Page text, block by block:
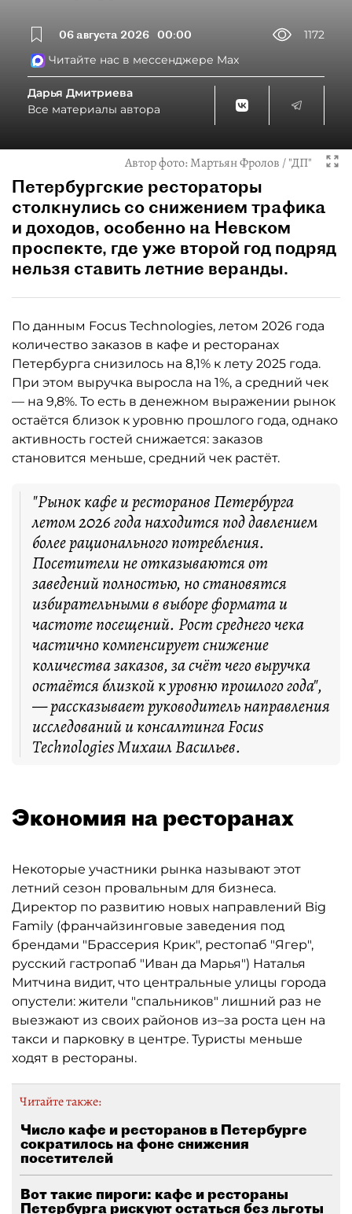
06 августа 2026 00:00
1172
Читайте нас в мессенджере Max
Дарья Дмитриева
Все материалы автора
Автор фото:Мартьян Фролов / "ДП"
Петербургские рестораторы
столкнулись со снижением трафика
и доходов, особенно на Невском
проспекте, где уже второй год подряд
нельзя ставить летние веранды.
По данным Focus Technologies, летом 2026 года
количество заказов в кафе и ресторанах
Петербурга снизилось на 8,1% к лету 2025 года.
При этом выручка выросла на 1%, а средний чек
— на 9,8%. То есть в денежном выражении рынок
остаётся близок к уровню прошлого года, однако
активность гостей снижается: заказов
становится меньше, средний чек растёт.
"Рынок кафе и ресторанов Петербурга
летом 2026 года находится под давлением
более рационального потребления.
Посетители не отказываются от
заведений полностью, но становятся
избирательными в выборе формата и
частоте посещений. Рост среднего чека
частично компенсирует снижение
количества заказов, за счёт чего выручка
остаётся близкой к уровню прошлого года",
— рассказывает руководитель направления
исследований и консалтинга Focus
Technologies Михаил Васильев.
Экономия на ресторанах
Некоторые участники рынка называют этот
летний сезон провальным для бизнеса.
Директор по развитию новых направлений Big
Family (франчайзинговые заведения под
брендами "Брассерия Крик", рестопаб "Ягер",
русский гастропаб "Иван да Марья") Наталья
Митчина видит, что центральные улицы города
опустели: жители "спальников" лишний раз не
выезжают из своих районов из–за роста цен на
такси и парковку в центре. Туристы меньше
ходят в рестораны.
Читайте также:
Число кафе и ресторанов в Петербурге
сократилось на фоне снижения
посетителей
Вот такие пироги: кафе и рестораны
Петербурга рискуют остаться без льготы